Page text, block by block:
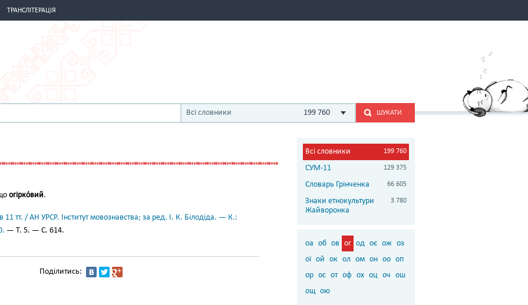
ТРАНСЛІТЕРАЦІЯ
Всі словники 199 760 ШУКАТИ
огірко́вий.
11 тт. / АН УРСР. Інститут мовознавства; за ред. І. К. Білодіда. — К.:
— Т. 5. — С. 614.
Поділитись:
Всі словники 199 760
СУМ-11 129 375
Словарь Грінченка 66 605
Знаки етнокультури
Жайворонка
3 780
оа об ов ог од оє ож оз
ої ой ок ол ом он оо оп
ор ос от оф ох оц оч ош
ощ ою